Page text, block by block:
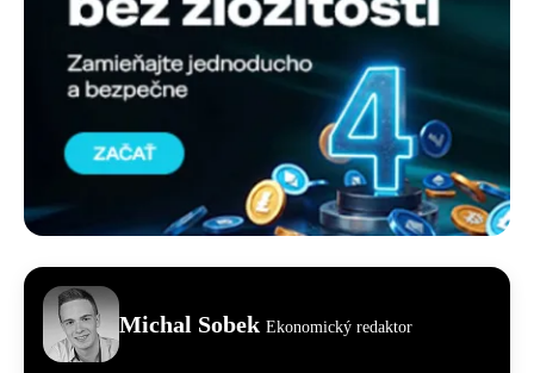
Michal Sobek Ekonomický redaktor